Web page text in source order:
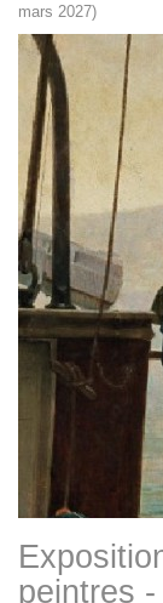
mars 2027)
peintres